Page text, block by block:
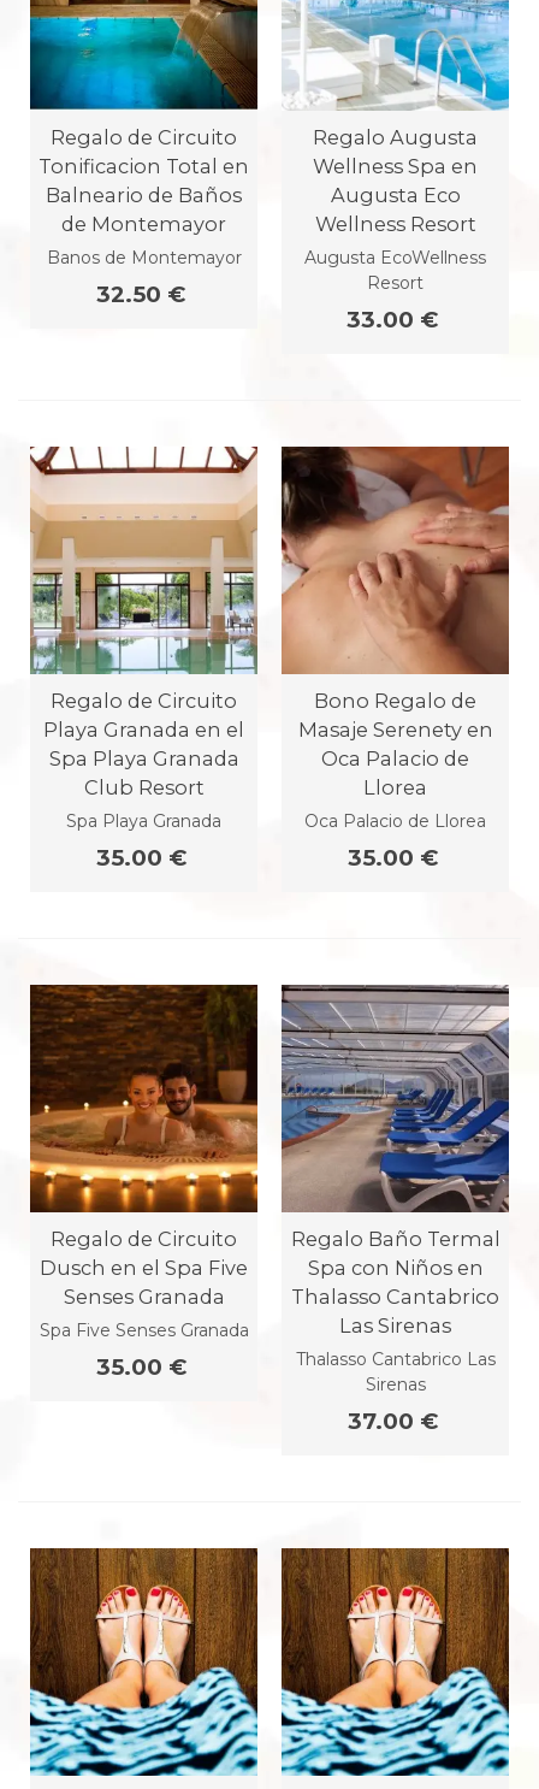
Regalo de Circuito
Tonificacion Total en
Balneario de Baños
de Montemayor
Banos de Montemayor
32.50 €
Regalo Augusta
Wellness Spa en
Augusta Eco
Wellness Resort
Augusta EcoWellness
Resort
33.00 €
Regalo de Circuito
Playa Granada en el
Spa Playa Granada
Club Resort
Spa Playa Granada
35.00 €
Bono Regalo de
Masaje Serenety en
Oca Palacio de
Llorea
Oca Palacio de Llorea
35.00 €
Regalo de Circuito
Dusch en el Spa Five
Senses Granada
Spa Five Senses Granada
35.00 €
Regalo Baño Termal
Spa con Niños en
Thalasso Cantabrico
Las Sirenas
Thalasso Cantabrico Las
Sirenas
37.00 €